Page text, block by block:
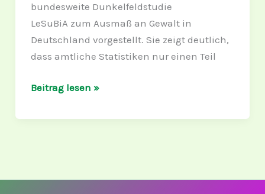
bundesweite Dunkelfeldstudie
LeSuBiA zum Ausmaß an Gewalt in
Deutschland vorgestellt. Sie zeigt deutlich,
dass amtliche Statistiken nur einen Teil
Beitrag lesen »